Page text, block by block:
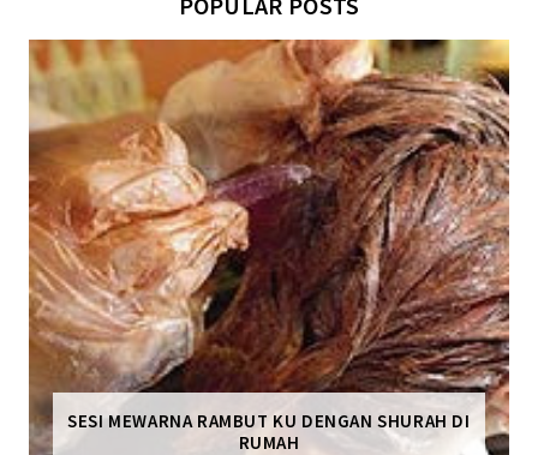
SESI MEWARNA RAMBUT KU DENGAN SHURAH DI
RUMAH